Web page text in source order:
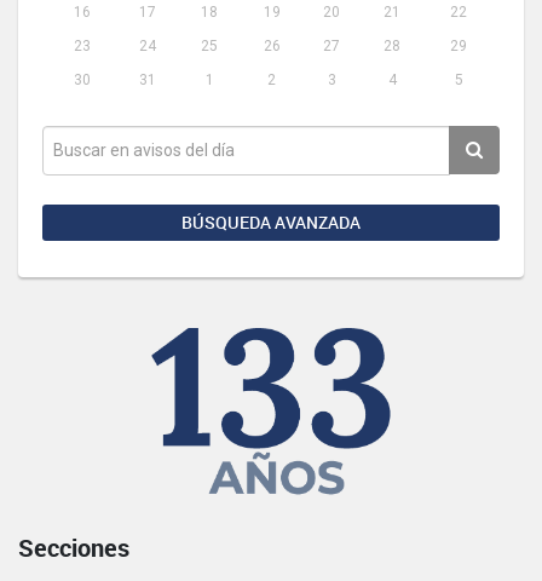
16
17 18 19 20 21
22
23
24 25 26 27 28
29
30
31 1 2 3 4 5
BÚSQUEDA AVANZADA
Secciones